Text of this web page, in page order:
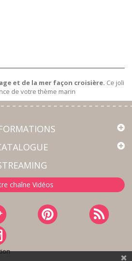
et de la mer façon croisière. Ce joli
de votre thème marin
chaîne Vidéos